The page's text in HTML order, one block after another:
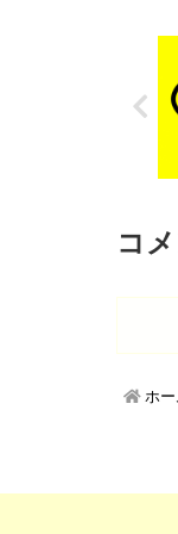
コ
ホー